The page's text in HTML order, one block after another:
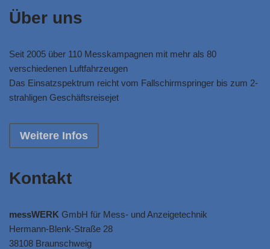
Über uns
Seit 2005 über 110 Messkampagnen mit mehr als 80
verschiedenen Luftfahrzeugen
Das Einsatzspektrum reicht vom Fallschirmspringer bis zum 2-
strahligen Geschäftsreisejet
Weitere Infos
Kontakt
messWERK GmbH für Mess- und Anzeigetechnik
Hermann-Blenk-Straße 28
38108 Braunschweig